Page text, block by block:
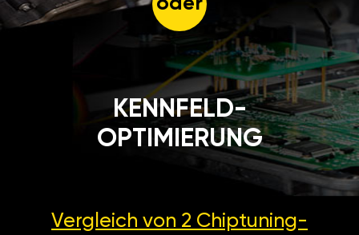
KENNFELD-
OPTIMIERUNG
Vergleich von 2 Chiptuning-